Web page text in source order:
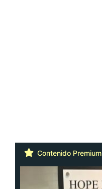
Contenido Premium